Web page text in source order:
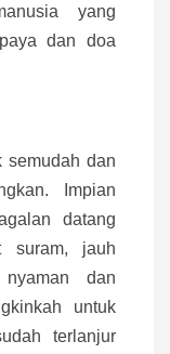
yang
dan doa
semudah dan
Impian
datang
suram, jauh
dan
untuk
terlanjur